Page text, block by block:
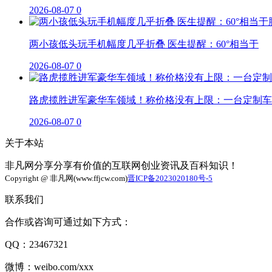
2026-08-07 0
两小孩低头玩手机幅度几乎折叠 医生提醒：60°相当于
2026-08-07 0
路虎揽胜进军豪华车领域！称价格没有上限：一台定制
2026-08-07 0
关于本站
非凡网分享分享有价值的互联网创业资讯及百科知识！
Copyright @ 非凡网(www.ffjcw.com)晋ICP备2023020180号-5
联系我们
合作或咨询可通过如下方式：
QQ：23467321
微博：weibo.com/xxx